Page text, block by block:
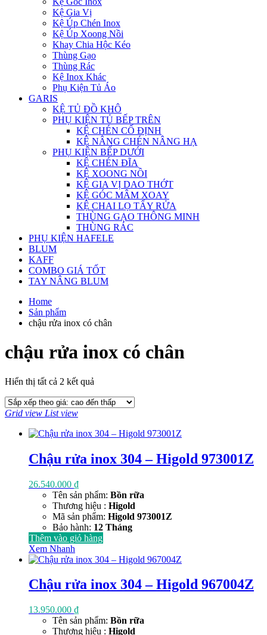
Kệ Gia Vị
Kệ Úp Chén Inox
Kệ Úp Xoong Nồi
Khay Chia Hộc Kéo
Thùng Gạo
Thùng Rác
Kệ Inox Khác
Phụ Kiện Tủ Áo
GARIS
KỆ TỦ ĐỒ KHÔ
PHỤ KIỆN TỦ BẾP TRÊN
KỆ CHÉN CỐ ĐỊNH
KỆ NÂNG CHÉN NÂNG HẠ
PHỤ KIỆN BẾP DƯỚI
KỆ CHÉN ĐĨA
KỆ XOONG NỒI
KỆ GIA VỊ DAO THỚT
KỆ GÓC MÂM XOAY
KỆ CHAI LỌ TẨY RỬA
THÙNG GẠO THÔNG MINH
THÙNG RÁC
PHỤ KIỆN HAFELE
BLUM
KAFF
COMBO GIÁ TỐT
TAY NÂNG BLUM
Home
Sản phẩm
chậu rửa inox có chân
chậu rửa inox có chân
Hiển thị tất cả 2 kết quả
xếp
cao
thấp
Grid view List view
Chậu rửa inox 304 – Higold 973001Z
26.540.000 ₫
Tên sản phẩm: Bồn rữa
Thương hiệu : Higold
Mã sản phẩm: Higold 973001Z
Bảo hành: 12 Tháng
Thêm vào giỏ hàng
Xem Nhanh
Chậu rửa inox 304 – Higold 967004Z
13.950.000 ₫
Tên sản phẩm: Bồn rữa
Thương hiệu : Higold